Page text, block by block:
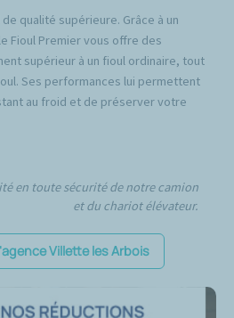
qualité supérieure. Grâce à un
Fioul Premier vous offre des
supérieur à un fioul ordinaire, tout
Ses performances lui permettent
au froid et de préserver votre
en toute sécurité de notre camion
et du chariot élévateur.
Villette les Arbois